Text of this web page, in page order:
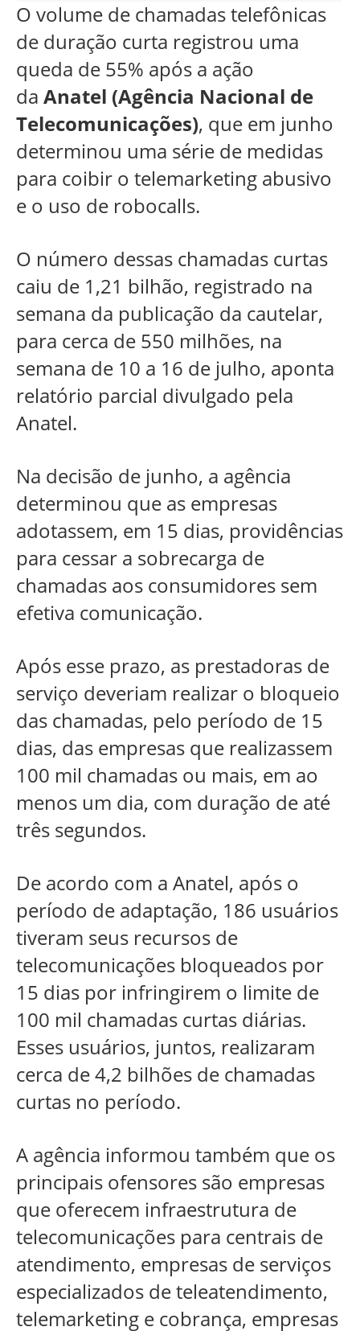
O volume de chamadas telefônicas
de duração curta registrou uma
queda de 55% após a ação
daAnatel (Agência Nacional de
Telecomunicações), que em junho
determinou uma série de medidas
para coibir o telemarketing abusivo
e o uso de robocalls.
O número dessas chamadas curtas
caiu de 1,21 bilhão, registrado na
semana da publicação da cautelar,
para cerca de 550 milhões, na
semana de 10 a 16 de julho, aponta
relatório parcial divulgado pela
Anatel.
Na decisão de junho, a agência
determinou que as empresas
adotassem, em 15 dias, providências
para cessar a sobrecarga de
chamadas aos consumidores sem
efetiva comunicação.
Após esse prazo, as prestadoras de
serviço deveriam realizar o bloqueio
das chamadas, pelo período de 15
dias, das empresas que realizassem
100 mil chamadas ou mais, em ao
menos um dia, com duração de até
três segundos.
De acordo com a Anatel, após o
período de adaptação, 186 usuários
tiveram seus recursos de
telecomunicações bloqueados por
15 dias por infringirem o limite de
100 mil chamadas curtas diárias.
Esses usuários, juntos, realizaram
cerca de 4,2 bilhões de chamadas
curtas no período.
A agência informou também que os
principais ofensores são empresas
que oferecem infraestrutura de
telecomunicações para centrais de
atendimento, empresas de serviços
especializados de teleatendimento,
telemarketing e cobrança, empresas